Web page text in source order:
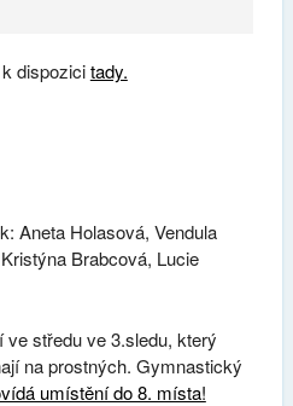
dispozicitady.
Aneta Holasová, Vendula
Brabcová, Lucie
středu ve 3.sledu, který
na prostných. Gymnastický
umístění do 8. místa!